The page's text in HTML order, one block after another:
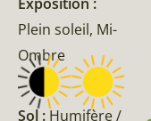
Plein soleil, Mi-
Ombre
Sol : Humifère /